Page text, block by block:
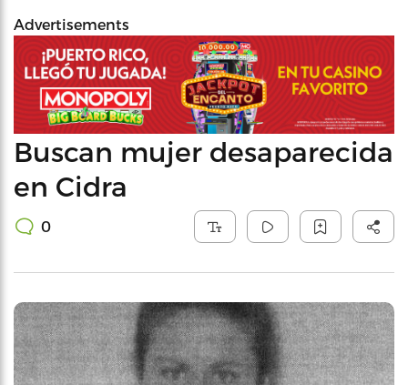
Advertisements
Buscan mujer desaparecida
en Cidra
0